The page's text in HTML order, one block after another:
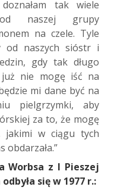
tak wiele
od naszej grupy
na czele. Tyle
od naszych sióstr i
gdy tak długo
już nie mogę iść na
mi dane być na
pielgrzymki, aby
za to, że mogę
jakimi w ciągu tych
obdarzała.”
Worbsa z I Pieszej
się w 1977 r.: